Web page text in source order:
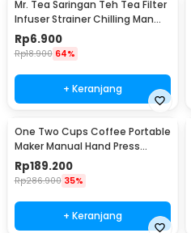
Mr. Tea Saringan Teh Tea Filter
Infuser Strainer Chilling Man
Silicon - MR03
Rp6.900
Rp18.900 64%
+ Keranjang
One Two Cups Coffee Portable
Maker Manual Hand Press
Espresso 300ml - T35066
Rp189.200
Rp286.900 35%
+ Keranjang